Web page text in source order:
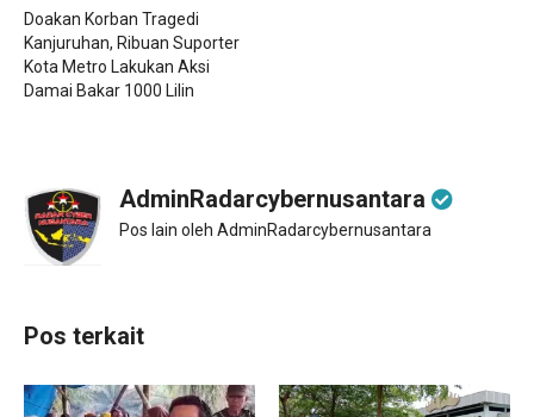
Doakan Korban Tragedi
Kanjuruhan, Ribuan Suporter
Kota Metro Lakukan Aksi
Damai Bakar 1000 Lilin
AdminRadarcybernusantara
Pos lain oleh AdminRadarcybernusantara
Pos terkait